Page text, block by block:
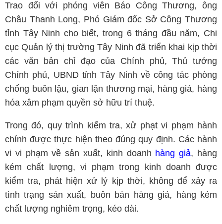
Trao đổi với phóng viên Báo Công Thương, ông
Châu Thanh Long, Phó Giám đốc Sở Công Thương
tỉnh Tây Ninh cho biết, trong 6 tháng đầu năm, Chi
cục Quản lý thị trường Tây Ninh đã triển khai kịp thời
các văn bản chỉ đạo của Chính phủ, Thủ tướng
Chính phủ, UBND tỉnh Tây Ninh về công tác phòng
chống buôn lậu, gian lận thương mại, hàng giả, hàng
hóa xâm phạm quyền sở hữu trí thuệ.
Trong đó, quy trình kiểm tra, xử phạt vi phạm hành
chính được thực hiện theo đúng quy định. Các hành
vi vi phạm về sản xuất, kinh doanh hàng giả, hàng
kém chất lượng, vi phạm trong kinh doanh được
kiểm tra, phát hiện xử lý kịp thời, không để xảy ra
tình trạng sản xuất, buôn bán hàng giả, hàng kém
chất lượng nghiêm trọng, kéo dài.